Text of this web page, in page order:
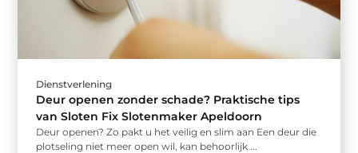
Dienstverlening
Deur openen zonder schade? Praktische tips
van Sloten Fix Slotenmaker Apeldoorn
Deur openen? Zo pakt u het veilig en slim aan Een deur die
plotseling niet meer open wil, kan behoorlijk ...